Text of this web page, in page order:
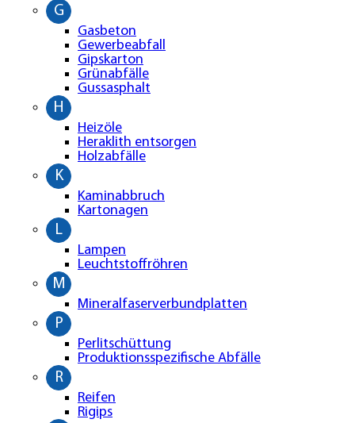
G
Gasbeton
Gewerbeabfall
Gipskarton
Grünabfälle
Gussasphalt
H
Heizöle
Heraklith entsorgen
Holzabfälle
K
Kaminabbruch
Kartonagen
L
Lampen
Leuchtstoffröhren
M
Mineralfaserverbundplatten
P
Perlitschüttung
Produktionsspezifische Abfälle
R
Reifen
Rigips